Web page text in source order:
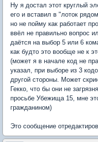
Ну я достал этот круглый
его и вставил в "лоток
но не пойму как работает
ввёл не правильно вопрос
даётся на выбор 5 или 6
как будто это вообще не к
(может я в начале код не
указал, при выборе из 3
другой стороны. Может
Гекко, что бы они не
просьбе Убежища 15, мне
гражданином)
Это сообщение